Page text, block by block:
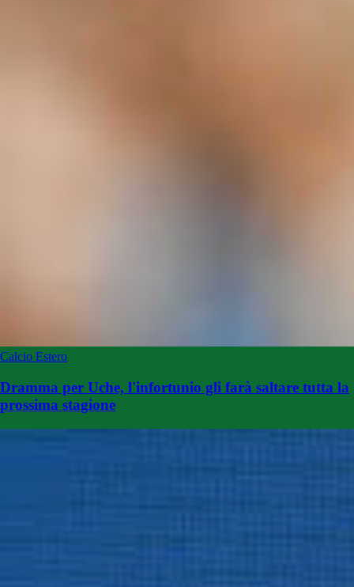
Calcio Estero
Dramma per Uche, l'infortunio gli farà saltare tutta la
prossima stagione